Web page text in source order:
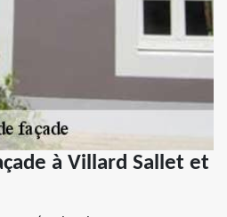
à Villard Sallet et